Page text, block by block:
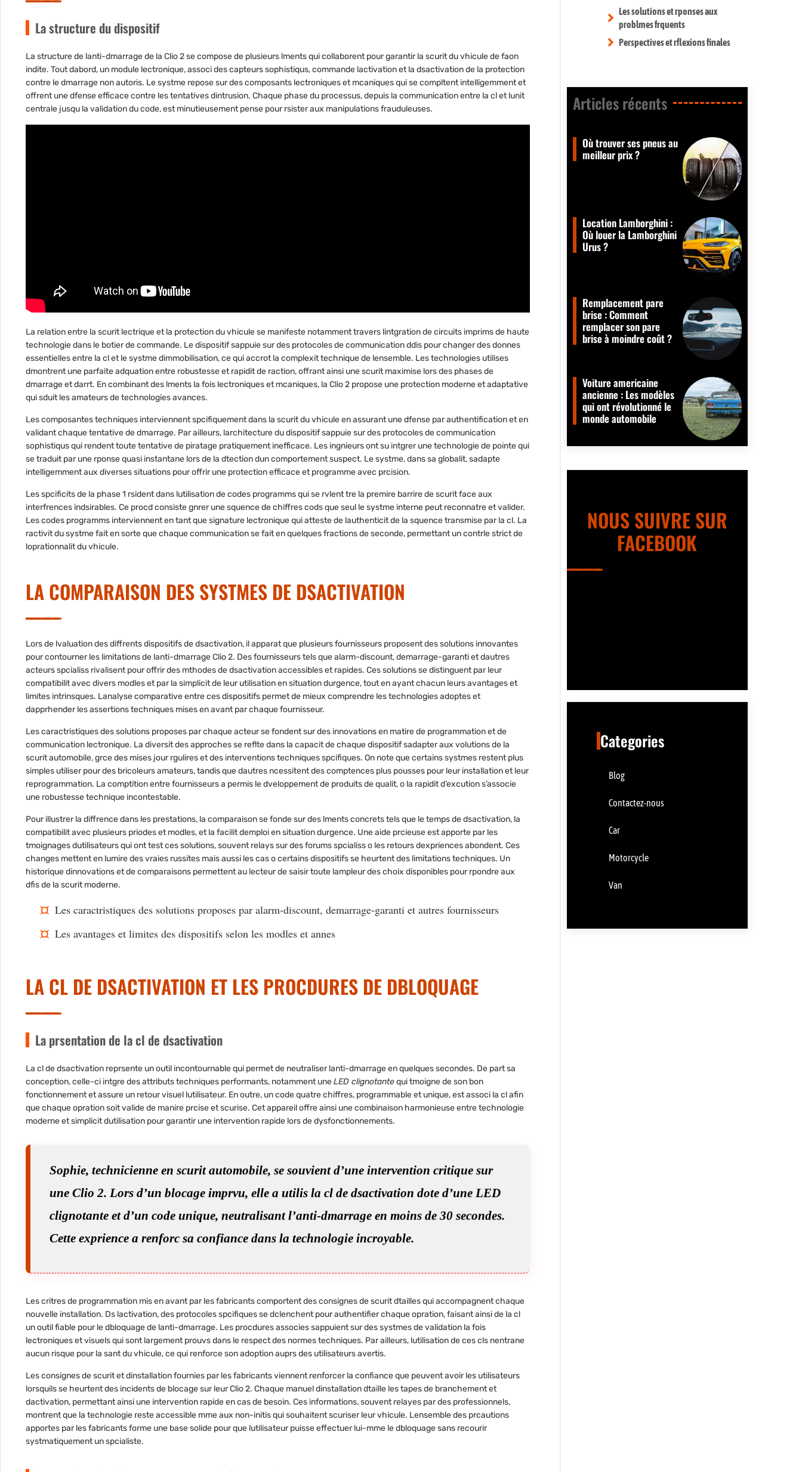
La structure du dispositif
La structure de lanti-dmarrage de la Clio 2 se compose de plusieurs lments qui collaborent pour garantir la scurit du vhicule de faon
indite. Tout dabord, un module lectronique, associ des capteurs sophistiqus, commande lactivation et la dsactivation de la protection
contre le dmarrage non autoris. Le systme repose sur des composants lectroniques et mcaniques qui se compltent intelligemment et
offrent une dfense efficace contre les tentatives dintrusion. Chaque phase du processus, depuis la communication entre la cl et lunit
centrale jusqu la validation du code, est minutieusement pense pour rsister aux manipulations frauduleuses.
La relation entre la scurit lectrique et la protection du vhicule se manifeste notamment travers lintgration de circuits imprims de haute
technologie dans le botier de commande. Le dispositif sappuie sur des protocoles de communication ddis pour changer des donnes
essentielles entre la cl et le systme dimmobilisation, ce qui accrot la complexit technique de lensemble. Les technologies utilises
dmontrent une parfaite adquation entre robustesse et rapidit de raction, offrant ainsi une scurit maximise lors des phases de
dmarrage et darrt. En combinant des lments la fois lectroniques et mcaniques, la Clio 2 propose une protection moderne et adaptative
qui sduit les amateurs de technologies avances.
Les composantes techniques interviennent spcifiquement dans la scurit du vhicule en assurant une dfense par authentification et en
validant chaque tentative de dmarrage. Par ailleurs, larchitecture du dispositif sappuie sur des protocoles de communication
sophistiqus qui rendent toute tentative de piratage pratiquement inefficace. Les ingnieurs ont su intgrer une technologie de pointe qui
se traduit par une rponse quasi instantane lors de la dtection dun comportement suspect. Le systme, dans sa globalit, sadapte
intelligemment aux diverses situations pour offrir une protection efficace et programme avec prcision.
Les spcificits de la phase 1 rsident dans lutilisation de codes programms qui se rvlent tre la premire barrire de scurit face aux
interfrences indsirables. Ce procd consiste gnrer une squence de chiffres cods que seul le systme interne peut reconnatre et valider.
Les codes programms interviennent en tant que signature lectronique qui atteste de lauthenticit de la squence transmise par la cl. La
ractivit du systme fait en sorte que chaque communication se fait en quelques fractions de seconde, permettant un contrle strict de
loprationnalit du vhicule.
LA COMPARAISON DES SYSTMES DE DSACTIVATION
Lors de lvaluation des diffrents dispositifs de dsactivation, il apparat que plusieurs fournisseurs proposent des solutions innovantes
pour contourner les limitations de lanti-dmarrage Clio 2. Des fournisseurs tels quealarm-discount,demarrage-garantiet dautres
acteurs spcialiss rivalisent pour offrir des mthodes de dsactivation accessibles et rapides. Ces solutions se distinguent par leur
compatibilit avec divers modles et par la simplicit de leur utilisation en situation durgence, tout en ayant chacun leurs avantages et
limites intrinsques. Lanalyse comparative entre ces dispositifs permet de mieux comprendre les technologies adoptes et
dapprhender les assertions techniques mises en avant par chaque fournisseur.
Les caractristiques des solutions proposes par chaque acteur se fondent sur des innovations en matire de programmation et de
communication lectronique. La diversit des approches se reflte dans la capacit de chaque dispositif sadapter aux volutions de la
scurit automobile, grce des mises jour rgulires et des interventions techniques spcifiques. On note que certains systmes restent plus
simples utiliser pour des bricoleurs amateurs, tandis que dautres ncessitent des comptences plus pousses pour leur installation et leur
reprogrammation. La comptition entre fournisseurs a permis le dveloppement de produits de qualit, o la rapidit d’excution s’associe
une robustesse technique incontestable.
Pour illustrer la diffrence dans les prestations, la comparaison se fonde sur des lments concrets tels que le temps de dsactivation, la
compatibilit avec plusieurs priodes et modles, et la facilit demploi en situation durgence. Une aide prcieuse est apporte par les
tmoignages dutilisateurs qui ont test ces solutions, souvent relays sur des forums spcialiss o les retours dexpriences abondent. Ces
changes mettent en lumire des vraies russites mais aussi les cas o certains dispositifs se heurtent des limitations techniques. Un
historique dinnovations et de comparaisons permettent au lecteur de saisir toute lampleur des choix disponibles pour rpondre aux
dfis de la scurit moderne.
Les caractristiques des solutions proposes par alarm-discount, demarrage-garanti et autres fournisseurs
Les avantages et limites des dispositifs selon les modles et annes
LA CL DE DSACTIVATION ET LES PROCDURES DE DBLOQUAGE
La prsentation de la cl de dsactivation
La cl de dsactivation reprsente un outil incontournable qui permet de neutraliser lanti-dmarrage en quelques secondes. De part sa
conception, celle-ci intgre des attributs techniques performants, notamment uneLED clignotantequi tmoigne de son bon
fonctionnement et assure un retour visuel lutilisateur. En outre, un code quatre chiffres, programmable et unique, est associ la cl afin
que chaque opration soit valide de manire prcise et scurise. Cet appareil offre ainsi une combinaison harmonieuse entre technologie
moderne et simplicit dutilisation pour garantir une intervention rapide lors de dysfonctionnements.
Sophie, technicienne en scurit automobile, se souvient d’une intervention critique sur
une Clio 2. Lors d’un blocage imprvu, elle a utilis la cl de dsactivation dote d’une LED
clignotante et d’un code unique, neutralisant l’anti-dmarrage en moins de 30 secondes.
Cette exprience a renforc sa confiance dans la technologie incroyable.
Les critres de programmation mis en avant par les fabricants comportent des consignes de scurit dtailles qui accompagnent chaque
nouvelle installation. Ds lactivation, des protocoles spcifiques se dclenchent pour authentifier chaque opration, faisant ainsi de la cl
un outil fiable pour le dbloquage de lanti-dmarrage. Les procdures associes sappuient sur des systmes de validation la fois
lectroniques et visuels qui sont largement prouvs dans le respect des normes techniques. Par ailleurs, lutilisation de ces cls nentrane
aucun risque pour la sant du vhicule, ce qui renforce son adoption auprs des utilisateurs avertis.
Les consignes de scurit et dinstallation fournies par les fabricants viennent renforcer la confiance que peuvent avoir les utilisateurs
lorsquils se heurtent des incidents de blocage sur leur Clio 2. Chaque manuel dinstallation dtaille les tapes de branchement et
dactivation, permettant ainsi une intervention rapide en cas de besoin. Ces informations, souvent relayes par des professionnels,
montrent que la technologie reste accessible mme aux non-initis qui souhaitent scuriser leur vhicule. Lensemble des prcautions
apportes par les fabricants forme une base solide pour que lutilisateur puisse effectuer lui-mme le dbloquage sans recourir
systmatiquement un spcialiste.
Les solutions et rponses aux
problmes frquents
Perspectives et rflexions finales
Articles récents​
Où trouver ses pneus au
meilleur prix ?
Location Lamborghini :
Où louer la Lamborghini
Urus ?
Remplacement pare
brise : Comment
remplacer son pare
brise à moindre coût ?
Voiture americaine
ancienne : Les modèles
qui ont révolutionné le
monde automobile
NOUS SUIVRE SUR
FACEBOOK
Categories
Blog
Contactez-nous
Car
Motorcycle
Van